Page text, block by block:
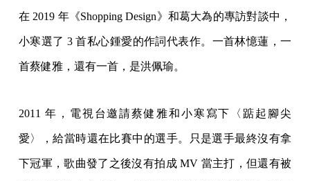
在 2019 年《Shopping Design》和葛大為的專訪對談中，
小寒選了 3 首私心鍾愛的作詞代表作。一首林憶蓮，一
首蔡健雅，還有一首，是洪佩瑜。
2011 年，電視台邀請蔡健雅和小寒寫下〈踮起腳尖
愛〉，給當時還在比賽中的選手。只是選手最終沒有拿
下冠軍，歌曲發了之後沒有拍成 MV 當主打，但還有被